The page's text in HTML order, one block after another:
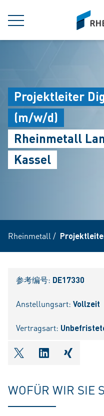
菜单
siteLogo
Projektleiter
(m/w/d)
Rheinmetall
Kassel
Rheinmetall /
参考编号: DE17330
Anstellungsart: Vollzeit
Vertragsart:
shareOntwitter
WOFÜR WIR SIE